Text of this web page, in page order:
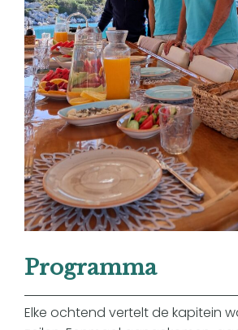
Programma
Elke ochtend vertelt de kapitein